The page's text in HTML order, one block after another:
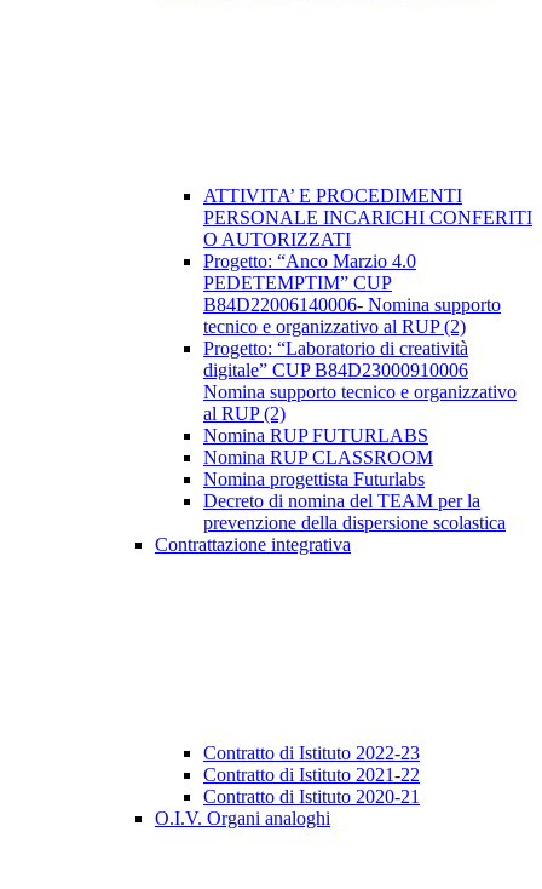
ATTIVITA’ E PROCEDIMENTI
PERSONALE INCARICHI CONFERITI
O AUTORIZZATI
Progetto: “Anco Marzio 4.0
PEDETEMPTIM” CUP
B84D22006140006- Nomina supporto
tecnico e organizzativo al RUP (2)
Progetto: “Laboratorio di creatività
digitale” CUP B84D23000910006
Nomina supporto tecnico e organizzativo
al RUP (2)
Nomina RUP FUTURLABS
Nomina RUP CLASSROOM
Nomina progettista Futurlabs
Decreto di nomina del TEAM per la
prevenzione della dispersione scolastica
Contrattazione integrativa
Contratto di Istituto 2022-23
Contratto di Istituto 2021-22
Contratto di Istituto 2020-21
O.I.V. Organi analoghi